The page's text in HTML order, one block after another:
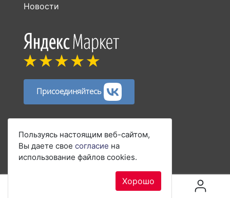
Новости
Присоединяйтесь
Пользуясь настоящим веб-сайтом,
Вы даете свое согласие на
использование файлов cookies.
Хорошо